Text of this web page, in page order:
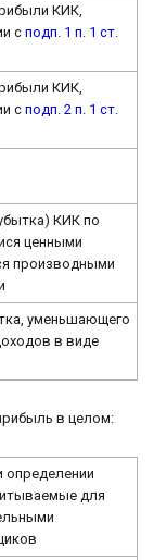
КИК,
сподп. 1 п. 1 ст.
КИК,
сподп. 2 п. 1 ст.
КИК по
ценными
производными
уменьшающего
в виде
в целом:
для